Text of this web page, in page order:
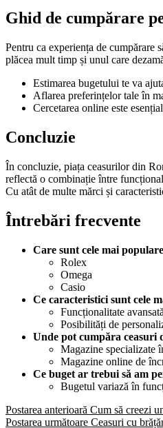
Ghid de cumpărare
Pentru ca experiența de cumpărare
plăcea mult timp și unul care
Estimarea bugetului te va
Aflarea preferințelor tale în
Cercetarea online este
Concluzie
În concluzie, piața ceasurilor din
reflectă o combinație între
Cu atât de multe mărci și
Întrebări frecvente
Care sunt cele mai
Rolex
Omega
Casio
Ce caracteristici sunt cele
Funcționalitate
Posibilități de
Unde pot cumpăra ceasuri
Magazine specializate
Magazine online de
Ce buget ar trebui să am
Bugetul variază în
Postarea anterioară Cum să creezi
Postarea următoare Ceasuri cu